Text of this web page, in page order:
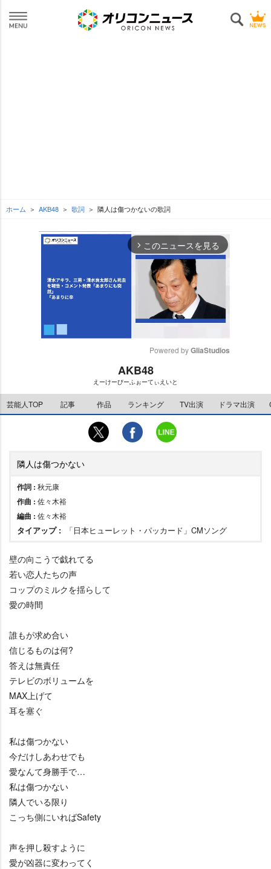
ホーム AKB48 歌詞 隣人は傷つかないの歌詞
arrow_forward_ios このニュースを見る
e
Powered by GliaStudios
AKB48
えーけーびーふぉーてぃえいと
芸能人TOP 記事 作品 ランキング TV出演 ドラマ出演
隣人は傷つかない
作詞 : 秋元康
作曲 : 佐々木裕
編曲 : 佐々木裕
タイアップ : 「日本ヒューレット・パッカード」CMソング
壁の向こうで戯れてる
若い恋人たちの声
コップのミルクを揺らして
愛の時間
誰もが求め合い
信じるものは何?
答えは無責任
テレビのボリュームを
MAX上げて
耳を塞ぐ
私は傷つかない
今だけしあわせでも
愛なんて身勝手で…
私は傷つかない
隣人でいる限り
こっち側にいればSafety
声を押し殺すように
愛が凶器に変わってく